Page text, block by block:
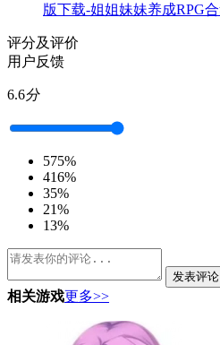
版下载-姐姐妹妹养成RPG
评分及评价
用户反馈
6.6分
575%
416%
35%
21%
13%
发表评论
相关游戏更多>>